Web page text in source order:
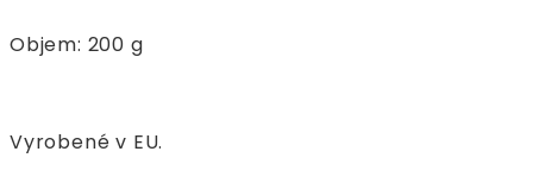
Objem: 200 g
Vyrobené v EU.